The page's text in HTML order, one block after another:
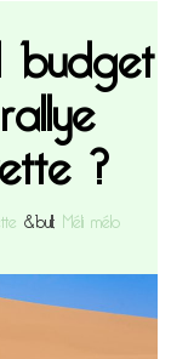
budget
?
&bull; Méli mélo